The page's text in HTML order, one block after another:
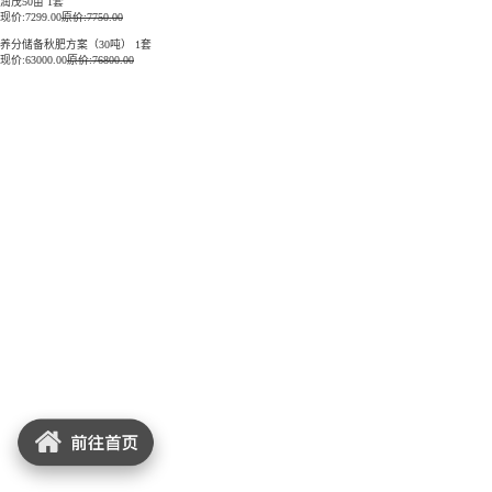
现价:7299.00原价:7750.00
养分储备秋肥方案（30吨） 1套
现价:63000.00原价:76800.00